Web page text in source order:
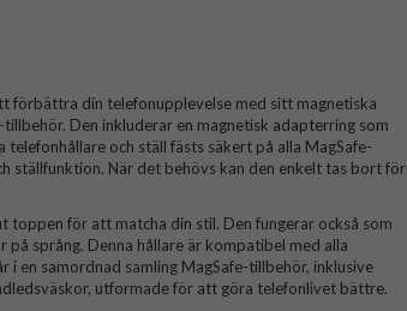
förbättra din telefonupplevelse med sitt magnetiska
Den inkluderar en magnetisk adapterring som
och ställ fästs säkert på alla MagSafe-
ställfunktion. När det behövs kan den enkelt tas bort för
toppen för att matcha din stil. Den fungerar också som
språng. Denna hållare är kompatibel med alla
i en samordnad samling MagSafe-tillbehör, inklusive
utformade för att göra telefonlivet bättre.